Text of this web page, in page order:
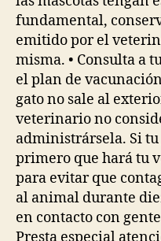
fundamental,
emitido por el
misma. • Consulta a
el plan de
gato no sale al
veterinario no
administrársela. Si
primero que hará tu
para evitar que
al animal durante
en contacto con